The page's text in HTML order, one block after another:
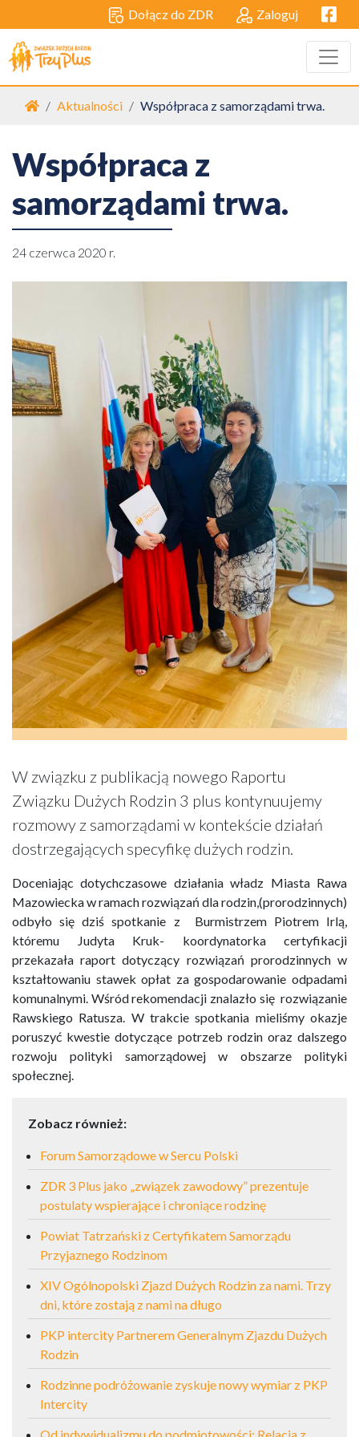
Dołącz do ZDR Zaloguj
Strona główna
Aktualności Współpraca z samorządami trwa.
Współpraca z
samorządami trwa.
24 czerwca 2020 r.
W związku z publikacją nowego Raportu
Związku Dużych Rodzin 3 plus kontynuujemy
rozmowy z samorządami w kontekście działań
dostrzegających specyfikę dużych rodzin.
Doceniając dotychczasowe działania władz Miasta Rawa
Mazowiecka w ramach rozwiązań dla rodzin,(prorodzinnych)
odbyło się dziś spotkanie z Burmistrzem Piotrem Irlą,
któremu Judyta Kruk- koordynatorka certyfikacji
przekazała raport dotyczący rozwiązań prorodzinnych w
kształtowaniu stawek opłat za gospodarowanie odpadami
komunalnymi. Wśród rekomendacji znalazło się rozwiązanie
Rawskiego Ratusza. W trakcie spotkania mieliśmy okazje
poruszyć kwestie dotyczące potrzeb rodzin oraz dalszego
rozwoju polityki samorządowej w obszarze polityki
społecznej.
Zobacz również:
Forum Samorządowe w Sercu Polski
ZDR 3 Plus jako „związek zawodowy” prezentuje
postulaty wspierające i chroniące rodzinę
Powiat Tatrzański z Certyfikatem Samorządu
Przyjaznego Rodzinom
XIV Ogólnopolski Zjazd Dużych Rodzin za nami. Trzy
dni, które zostają z nami na długo
PKP intercity Partnerem Generalnym Zjazdu Dużych
Rodzin
Rodzinne podróżowanie zyskuje nowy wymiar z PKP
Intercity